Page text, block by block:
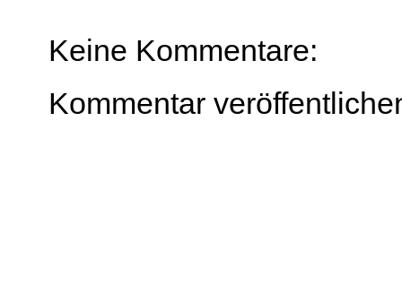
Keine Kommentare:
Kommentar